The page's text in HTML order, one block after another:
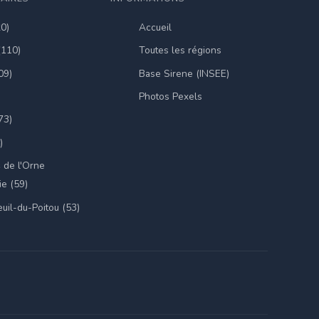
de l'Orne
(59)
du-Poitou (53)
Accueil
Toutes les régions
Base Sirene (INSEE)
Photos Pexels